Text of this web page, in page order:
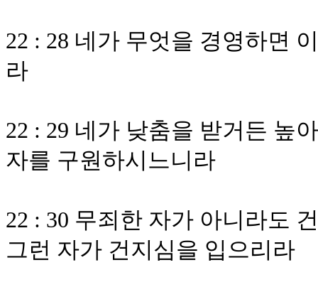
22 : 28 네가 무엇을 경영하면
라
22 : 29 네가 낮춤을 받거든 높
자를 구원하시느니라
22 : 30 무죄한 자가 아니라도
그런 자가 건지심을 입으리라